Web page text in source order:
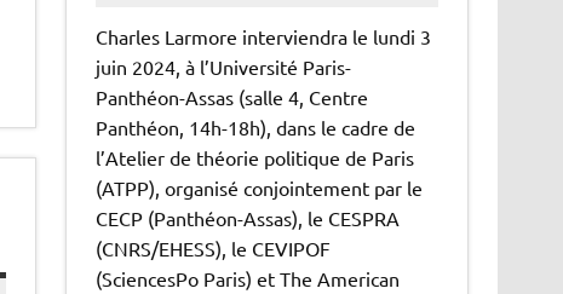
Charles Larmore interviendra le lundi 3
juin 2024, à l’Université Paris-
Panthéon-Assas (salle 4, Centre
Panthéon, 14h-18h), dans le cadre de
l’Atelier de théorie politique de Paris
(ATPP), organisé conjointement par le
CECP (Panthéon-Assas), le CESPRA
(CNRS/EHESS), le CEVIPOF
(SciencesPo Paris) et The American